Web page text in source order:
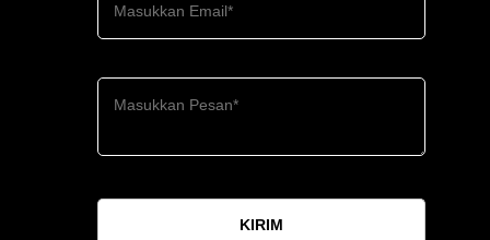
KIRIM